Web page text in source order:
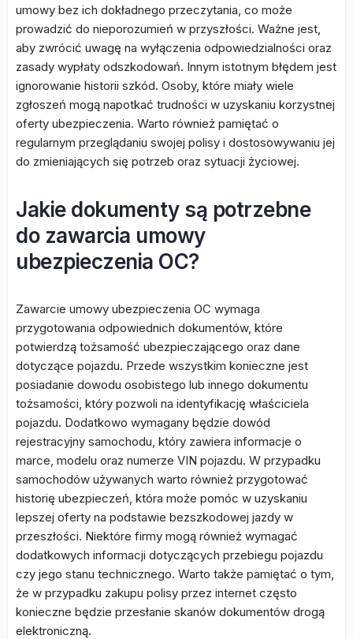
umowy bez ich dokładnego przeczytania, co może
prowadzić do nieporozumień w przyszłości. Ważne jest,
aby zwrócić uwagę na wyłączenia odpowiedzialności oraz
zasady wypłaty odszkodowań. Innym istotnym błędem jest
ignorowanie historii szkód. Osoby, które miały wiele
zgłoszeń mogą napotkać trudności w uzyskaniu korzystnej
oferty ubezpieczenia. Warto również pamiętać o
regularnym przeglądaniu swojej polisy i dostosowywaniu jej
do zmieniających się potrzeb oraz sytuacji życiowej.
Jakie dokumenty są potrzebne
do zawarcia umowy
ubezpieczenia OC?
Zawarcie umowy ubezpieczenia OC wymaga
przygotowania odpowiednich dokumentów, które
potwierdzą tożsamość ubezpieczającego oraz dane
dotyczące pojazdu. Przede wszystkim konieczne jest
posiadanie dowodu osobistego lub innego dokumentu
tożsamości, który pozwoli na identyfikację właściciela
pojazdu. Dodatkowo wymagany będzie dowód
rejestracyjny samochodu, który zawiera informacje o
marce, modelu oraz numerze VIN pojazdu. W przypadku
samochodów używanych warto również przygotować
historię ubezpieczeń, która może pomóc w uzyskaniu
lepszej oferty na podstawie bezszkodowej jazdy w
przeszłości. Niektóre firmy mogą również wymagać
dodatkowych informacji dotyczących przebiegu pojazdu
czy jego stanu technicznego. Warto także pamiętać o tym,
że w przypadku zakupu polisy przez internet często
konieczne będzie przesłanie skanów dokumentów drogą
elektroniczną.